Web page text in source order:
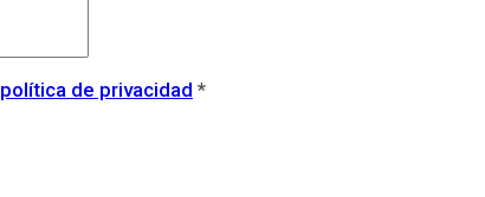
política de privacidad *